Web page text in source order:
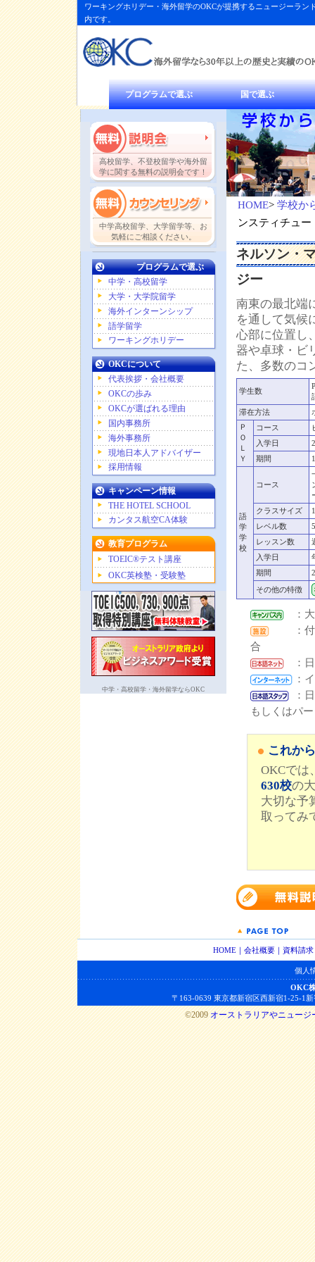
ワーキングホリデー・海外留学のOKCが提携するニュージーラ
内です。
プログラムで選ぶ 国で選ぶ
HOME> 学校か
ンスティチュ
ネルソン・
ジー
南東の最北端
を通して気候
心部に位置し
器や卓球・ビ
た、多数のコ
学生数
滞在方法
Ｐ
Ｏ
Ｌ
Ｙ
コース
入学日
期間
語
学
学
校
コース
クラスサイズ
レベル数
レッスン数
入学日
期間
その他の特徴
：
：
合
：
：
：
もしくはパ
これか
OKCでは
630校の
大切な予
取ってみ
高校留学、不登校留学や海外留
学に関する無料の説明会です！
中学高校留学、大学留学等、お
気軽にご相談ください。
プログラムで選ぶ
中学・高校留学
大学・大学院留学
海外インターンシップ
語学留学
ワーキングホリデー
OKCについて
代表挨拶・会社概要
OKCの歩み
OKCが選ばれる理由
国内事務所
海外事務所
現地日本人アドバイザー
採用情報
キャンペーン情報
THE HOTEL SCHOOL
カンタス航空CA体験
教育プログラム
TOEIC®テスト講座
OKC英検塾・受験塾
中学・高校留学・海外留学ならOKC
HOME ｜ 会社概要 ｜ 資料請求
個人
OKC
〒163-0639 東京都新宿区西新宿1-25-1
©2009オーストラリアやニュージ